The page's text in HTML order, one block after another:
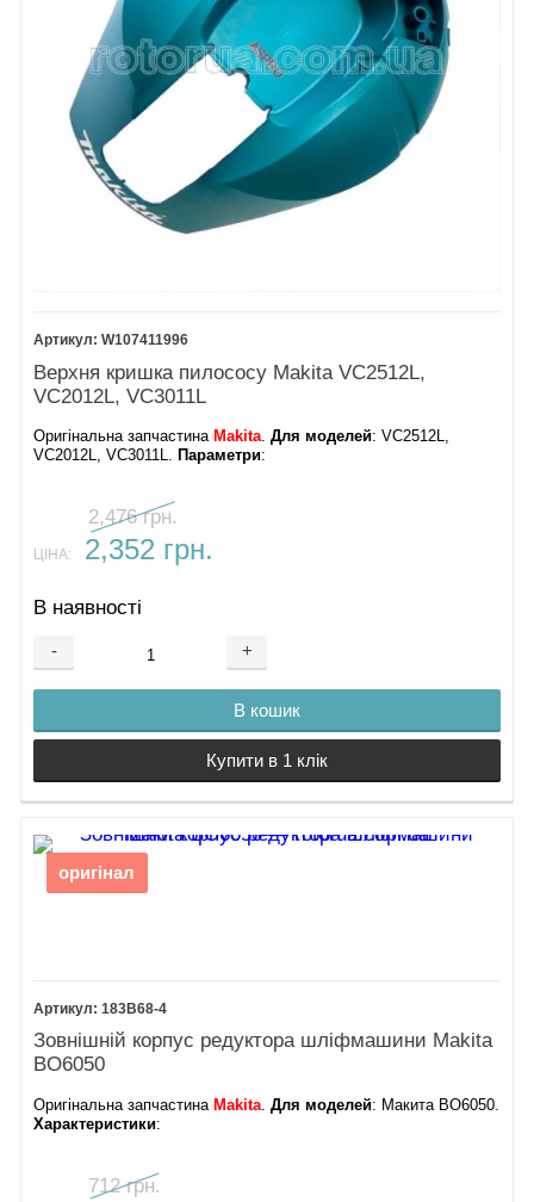
W107411996
Верхня кришка пилососу Makita VC2512L,
VC2012L, VC3011L
Оригінальна запчастина Makita.Для моделей: VC2512L,
VC2012L, VC3011L. Параметри:
2,476 грн.
ЦІНА: 2,352 грн.
В наявності
- +
В кошик
Купити в 1 клік
оригінал
183B68-4
Зовнішній корпус редуктора шліфмашини Makita
BO6050
Оригінальна запчастина Makita.Для моделей: Макита BO6050.
Характеристики:
712 грн.